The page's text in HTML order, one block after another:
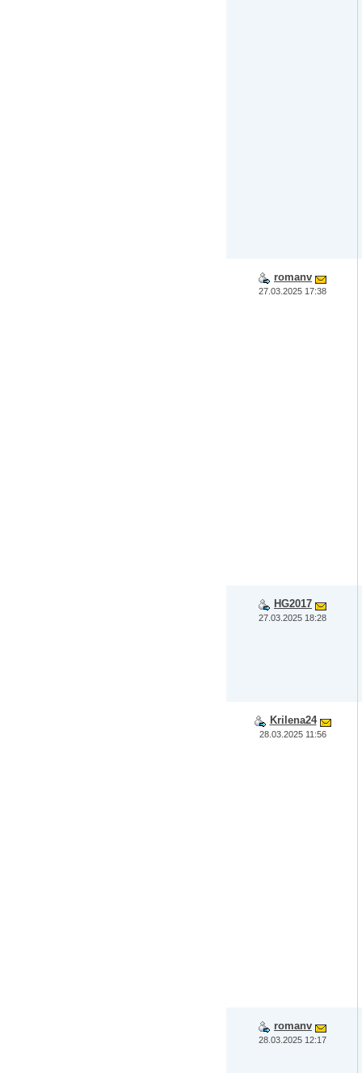
romanv
27.03.2025 17:38
HG2017
27.03.2025 18:28
Krilena24
28.03.2025 11:56
romanv
28.03.2025 12:17